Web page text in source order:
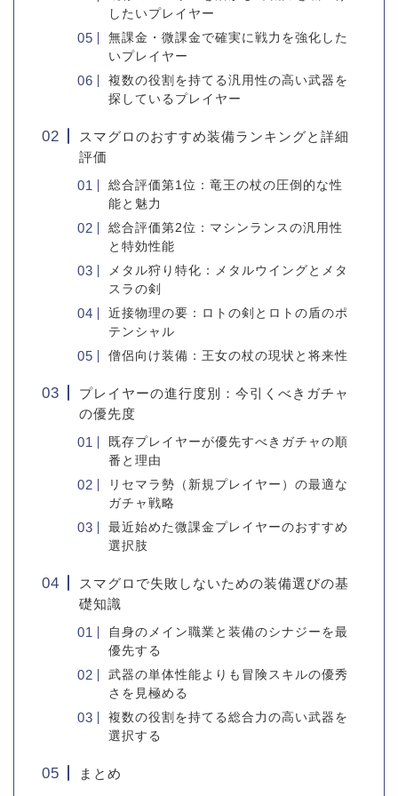
したいプレイヤー
無課金・微課金で確実に戦力を強化した
いプレイヤー
複数の役割を持てる汎用性の高い武器を
探しているプレイヤー
スマグロのおすすめ装備ランキングと詳細
評価
総合評価第1位：竜王の杖の圧倒的な性
能と魅力
総合評価第2位：マシンランスの汎用性
と特効性能
メタル狩り特化：メタルウイングとメタ
スラの剣
近接物理の要：ロトの剣とロトの盾のポ
テンシャル
僧侶向け装備：王女の杖の現状と将来性
プレイヤーの進行度別：今引くべきガチャ
の優先度
既存プレイヤーが優先すべきガチャの順
番と理由
リセマラ勢（新規プレイヤー）の最適な
ガチャ戦略
最近始めた微課金プレイヤーのおすすめ
選択肢
スマグロで失敗しないための装備選びの基
礎知識
自身のメイン職業と装備のシナジーを最
優先する
武器の単体性能よりも冒険スキルの優秀
さを見極める
複数の役割を持てる総合力の高い武器を
選択する
まとめ